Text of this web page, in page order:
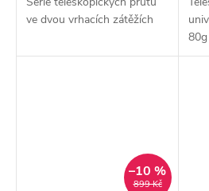
ve dvou vrhacích zátěžích
80g
899 Kč
–10 %